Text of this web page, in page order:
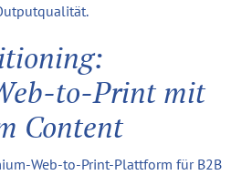
to-Print mit
Content
Web-to-Print-Plattform für B2B